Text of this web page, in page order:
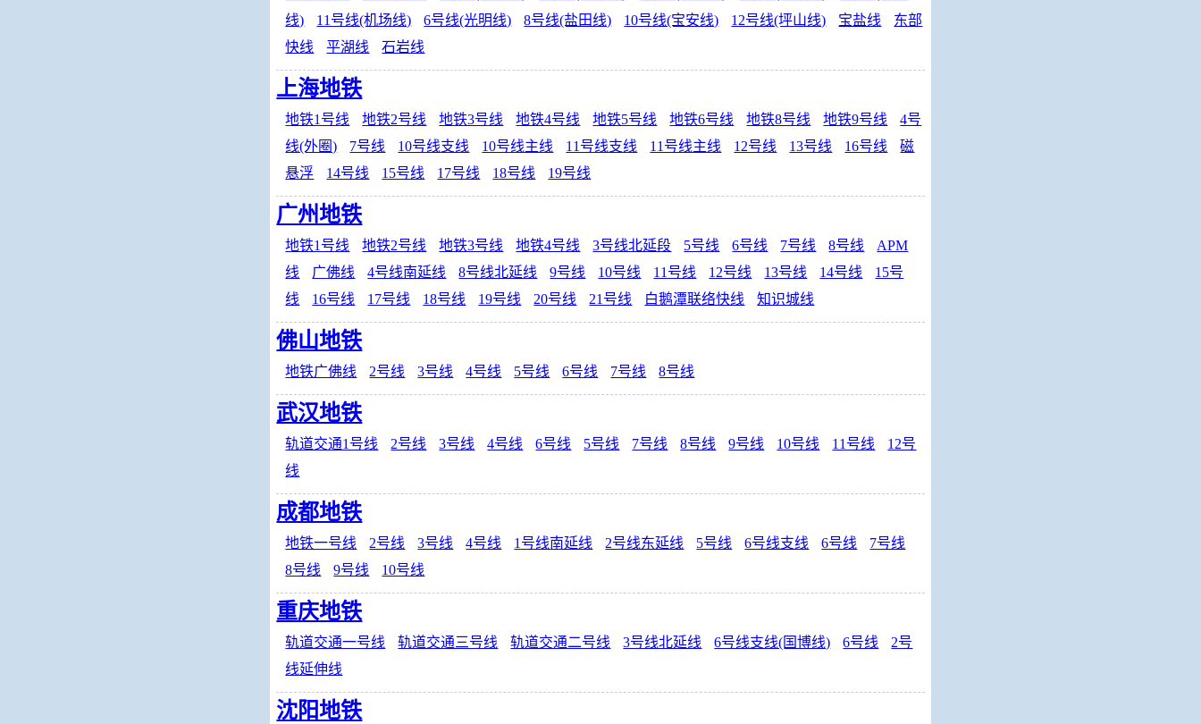
线)
11号线(机场线) 6号线(光明线) 8号线(盐田线) 10号线(宝安线) 12号线(坪山线) 宝盐线
东部
快线
平湖线 石岩线
上海地铁
地铁1号线 地铁2号线 地铁3号线 地铁4号线 地铁5号线 地铁6号线 地铁8号线 地铁9号线
4号
线(外圈)
7号线 10号线支线 10号线主线 11号线支线 11号线主线 12号线 13号线 16号线
磁
悬浮
14号线 15号线 17号线 18号线 19号线
广州地铁
地铁1号线 地铁2号线 地铁3号线 地铁4号线 3号线北延段 5号线 6号线 7号线 8号线
APM
线
广佛线 4号线南延线 8号线北延线 9号线 10号线 11号线 12号线 13号线 14号线
15号
线
16号线 17号线 18号线 19号线 20号线 21号线 白鹅潭联络快线 知识城线
佛山地铁
地铁广佛线 2号线 3号线 4号线 5号线 6号线 7号线 8号线
武汉地铁
轨道交通1号线 2号线 3号线 4号线 6号线 5号线 7号线 8号线 9号线 10号线 11号线
12号
线
成都地铁
地铁一号线 2号线 3号线 4号线 1号线南延线 2号线东延线 5号线 6号线支线 6号线
7号线
8号线
9号线 10号线
重庆地铁
轨道交通一号线 轨道交通三号线 轨道交通二号线 3号线北延线 6号线支线(国博线) 6号线
2号
线延伸线
沈阳地铁